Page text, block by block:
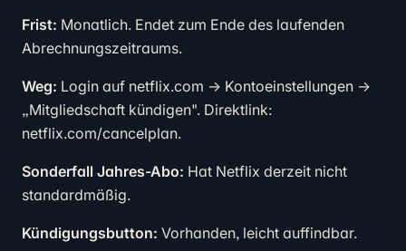
Frist: Monatlich. Endet zum Ende des laufenden
Abrechnungszeitraums.
Weg: Login auf netflix.com → Kontoeinstellungen →
„Mitgliedschaft kündigen". Direktlink:
netflix.com/cancelplan.
Sonderfall Jahres-Abo: Hat Netflix derzeit nicht
standardmäßig.
Kündigungsbutton: Vorhanden, leicht auffindbar.